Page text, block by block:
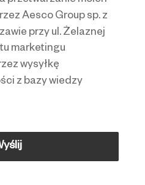
Aesco Group sp. z
przy ul. Żelaznej
marketingu
wysyłkę
z bazy wiedzy